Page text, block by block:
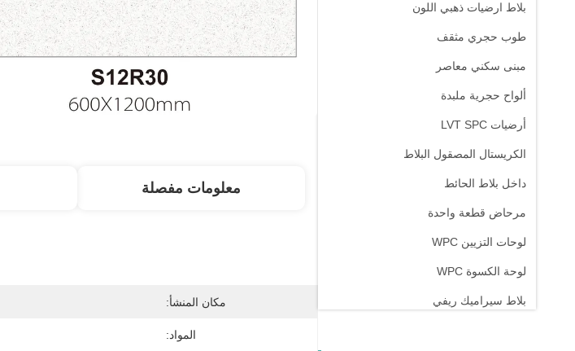
بلاط ارضيات ذهبي اللون
طوب حجري مثقف
مبنى سكني معاصر
ألواح حجرية ملبدة
أرضيات LVT SPC
الكريستال المصقول البلاط
داخل بلاط الحائط
مرحاض قطعة واحدة
لوحات التزيين WPC
لوحة الكسوة WPC
بلاط سيراميك ريفي
معلومات مفصلة
مكان المنشأ:
المواد: